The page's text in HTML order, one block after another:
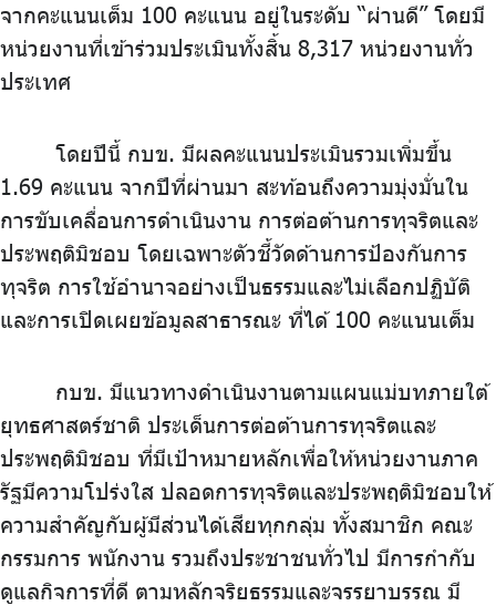
จากคะแนนเต็ม 100 คะแนน อยู่ในระดับ “ผ่านดี” โดยมี
หน่วยงานที่เข้าร่วมประเมินทั้งสิ้น 8,317 หน่วยงานทั่ว
ประเทศ
โดยปีนี้ กบข. มีผลคะแนนประเมินรวมเพิ่มขึ้น
1.69 คะแนน จากปีที่ผ่านมา สะท้อนถึงความมุ่งมั่นใน
การขับเคลื่อนการดำเนินงาน การต่อต้านการทุจริตและ
ประพฤติมิชอบ โดยเฉพาะตัวชี้วัดด้านการป้องกันการ
ทุจริต การใช้อำนาจอย่างเป็นธรรมและไม่เลือกปฏิบัติ
และการเปิดเผยข้อมูลสาธารณะ ที่ได้ 100 คะแนนเต็ม
กบข. มีแนวทางดำเนินงานตามแผนแม่บทภายใต้
ยุทธศาสตร์ชาติ ประเด็นการต่อต้านการทุจริตและ
ประพฤติมิชอบ ที่มีเป้าหมายหลักเพื่อให้หน่วยงานภาค
รัฐมีความโปร่งใส ปลอดการทุจริตและประพฤติมิชอบให้
ความสำคัญกับผู้มีส่วนได้เสียทุกกลุ่ม ทั้งสมาชิก คณะ
กรรมการ พนักงาน รวมถึงประชาชนทั่วไป มีการกำกับ
ดูแลกิจการที่ดี ตามหลักจริยธรรมและจรรยาบรรณ มี